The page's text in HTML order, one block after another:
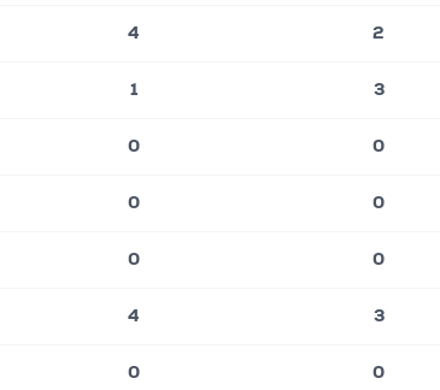
4 2
1 3
0 0
0 0
0 0
4 3
0 0